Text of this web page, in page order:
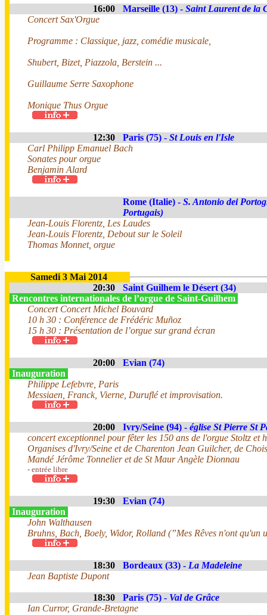
16:00 Marseille (13) - Saint Laurent de la
Concert Sax'Orgue
Programme : Classique, jazz, comédie musicale,
Shubert, Bizet, Piazzola, Berstein ...
Guillaume Serre Saxophone
Monique Thus Orgue
12:30 Paris (75) - St Louis en l'Isle
Carl Philipp Emanuel Bach
Sonates pour orgue
Benjamin Alard
Rome (Italie) - S. Antonio dei
Portugais)
Jean-Louis Florentz, Les Laudes
Jean-Louis Florentz, Debout sur le Soleil
Thomas Monnet, orgue
Samedi 3 Mai 2014
20:30
Saint Guilhem le Désert (34)
Rencontres internationales de l’orgue de Saint-Guilhem
Concert Concert Michel Bouvard
10 h 30 : Conférence de Frédéric Muñoz
15 h 30 : Présentation de l’orgue sur grand écran
20:00
Evian (74)
Inauguration
Philippe Lefebvre, Paris
Messiaen, Franck, Vierne, Duruflé et improvisation.
20:00 Ivry/Seine (94) - église St Pierre St
concert exceptionnel pour fêter les 150 ans de l'orgue Stoltz et
Organises d'Ivry/Seine et de Charenton Jean Guilcher, de
Mandé Jérôme Tonnelier et de St Maur Angèle Dionnau
- entrée libre
19:30
Evian (74)
Inauguration
John Walthausen
Bruhns, Bach, Boely, Widor, Rolland (”Mes Rêves n'ont qu'un
18:30 Bordeaux (33) - La Madeleine
Jean Baptiste Dupont
18:30 Paris (75) - Val de Grâce
Ian Curror, Grande-Bretagne